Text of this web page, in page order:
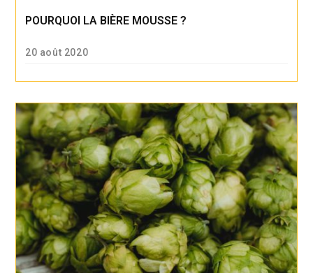
POURQUOI LA BIÈRE MOUSSE ?
20 août 2020